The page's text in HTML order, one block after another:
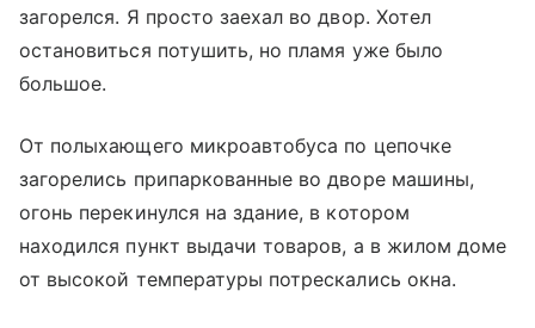
загорелся. Я просто заехал во двор. Хотел
остановиться потушить, но пламя уже было
большое.
От полыхающего микроавтобуса по цепочке
загорелись припаркованные во дворе машины,
огонь перекинулся на здание, в котором
находился пункт выдачи товаров, а в жилом доме
от высокой температуры потрескались окна.